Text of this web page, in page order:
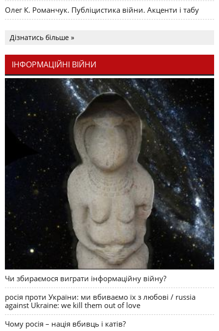
Олег К. Романчук. Публіцистика війни. Акценти і табу
Дізнатись більше »
ІНФОРМАЦІЙНІ ВІЙНИ
Чи збираємося виграти інформаційну війну?
росія проти України: ми вбиваємо їх з любові / russia
against Ukraine: we kill them out of love
Чому росія – нація вбивць і катів?